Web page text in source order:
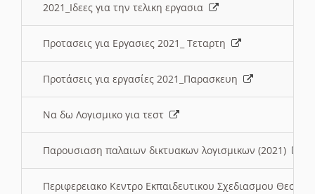
2021_Ιδεες για την τελικη εργασια
Προτασεις για Εργασιες 2021_ Τεταρτη
Προτάσεις για εργασίες 2021_Παρασκευη
Να δω Λογισμικο για τεστ
Παρουσιαση παλαιων δικτυακων λογισμικων (2021)
Περιφερειακο Κεντρο Εκπαιδευτικου Σχεδιασμου